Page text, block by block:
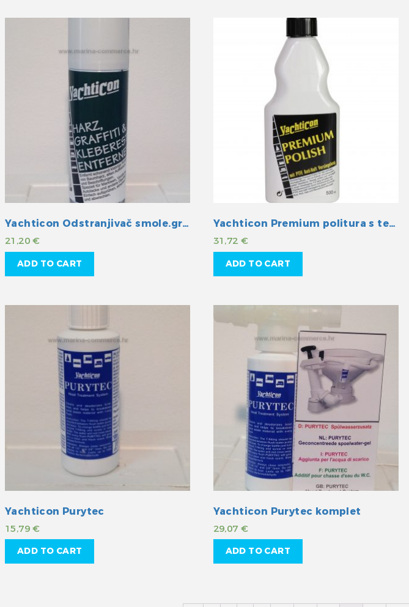
Yachticon Odstranjivač smole.grafita i ostataka od ljepila
21,20€
ADD TO CART
Yachticon Premium politura s teflon-om
31,72€
ADD TO CART
Yachticon Purytec
15,79€
ADD TO CART
Yachticon Purytec komplet
29,07€
ADD TO CART